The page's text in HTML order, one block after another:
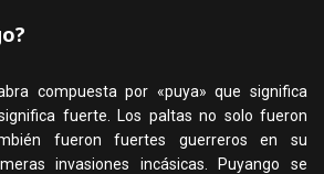
compuesta por «puya» que significa
fuerte. Los paltas no solo fueron
fueron fuertes guerreros en su
invasiones incásicas. Puyango se